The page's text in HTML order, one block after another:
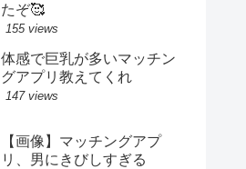
たぞ🥰
155 views
体感で巨乳が多いマッチン
グアプリ教えてくれ
147 views
【画像】マッチングアプ
リ、男にきびしすぎる